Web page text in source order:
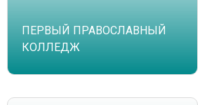
ПЕРВЫЙ ПРАВОСЛАВНЫЙ
КОЛЛЕДЖ